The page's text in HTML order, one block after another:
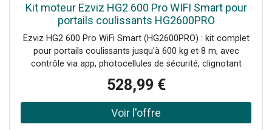
Kit moteur Ezviz HG2 600 Pro WIFI Smart pour
portails coulissants HG2600PRO
Ezviz HG2 600 Pro WiFi Smart (HG2600PRO) : kit complet
pour portails coulissants jusqu'à 600 kg et 8 m, avec
contrôle via app, photocellules de sécurité, clignotant
avec caméra et répéteur Wi-Fi HaLow pour une connexion
stable. Contenu de l'emballage : 1 Ouvre-porte (moteur) 1
paire de Photocellules 1 Caméra d'alarme clignotante
intelligente 1 Répéteur Wi-Fi HaLow (carillon) 12 x
528,99 €